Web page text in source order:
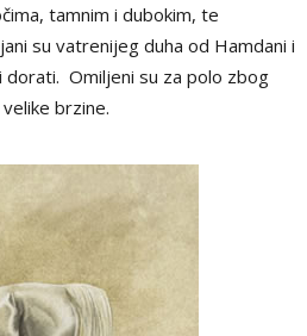
tamnim i dubokim, te
su vatrenijeg duha od Hamdani i
dorati. Omiljeni su za polo zbog
brzine.